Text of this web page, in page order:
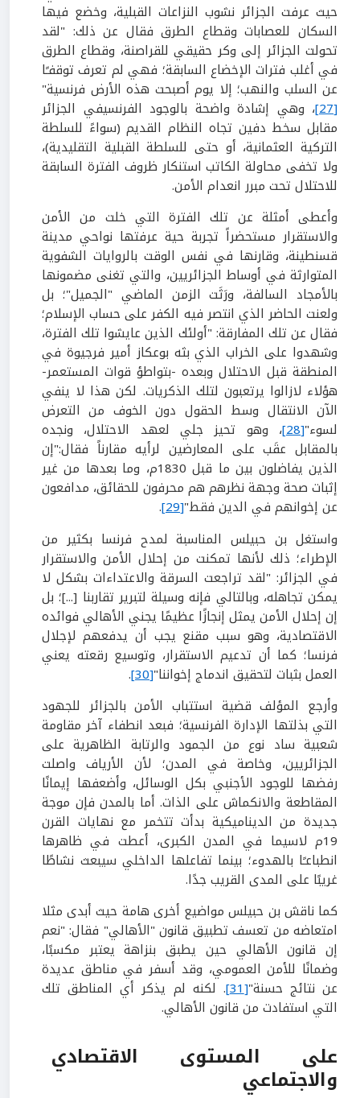
حيث عرفت الجزائر نشوب النزاعات القبلية، وخضع فيها
السكان للعصابات وقطاع الطرق فقال عن ذلك: "لقد
تحولت الجزائر إلى وكر حقيقي للقراصنة، وقطاع الطرق
في أغلب فترات الإخضاع السابقة؛ فهي لم تعرف توقفـًا
عن السلب والنهب؛ إلا يوم أصبحت هذه الأرض فرنسية"
[27]
، وهي إشادة واضحة بالوجود الفرنسيفي الجزائر
مقابل سخط دفين تجاه النظام القديم (سواءً للسلطة
التركية العثمانية، أو حتى للسلطة القبلية التقليدية)،
ولا تخفى محاولة الكاتب استنكار ظروف الفترة السابقة
للاحتلال تحت مبرر انعدام الأمن.
وأعطى أمثلة عن تلك الفترة التي خلت من الأمن
والاستقرار مستحضراً تجربة حية عرفتها نواحي مدينة
قسنطينة، وقارنها في نفس الوقت بالروايات الشفوية
المتوارثة في أوساط الجزائريين، والتي تغنى مضمونها
بالأمجاد السالفة، ورَثَت الزمن الماضي "الجميل"؛ بل
ولعنت الحاضر الذي انتصر فيه الكفر على حساب الإسلام؛
فقال عن تلك المفارقة: "أولئك الذين عايشوا تلك الفترة،
وشهدوا على الخراب الذي بثه بوعكاز أمير فرجيوة في
المنطقة قبل الاحتلال وبعده -بتواطؤ قوات المستعمر-
هؤلاء لازالوا يرتعبون لتلك الذكريات. لكن هذا لا ينفي
الآن الانتقال وسط الحقول دون الخوف من التعرض
لسوء"[28]
، وهو تحيز جلي لعهد الاحتلال، ونجده
بالمقابل عقَب على المعارضين لرأيه مقارناً فقال:"إن
الذين يفاضلون بين ما قبل 1830م، وما بعدها من غير
إثبات صحة وجهة نظرهم هم محرفون للحقائق، مدافعون
عن إخوانهم في الدين فقط"[29]
.
واستغل بن حبيلس المناسبة لمدح فرنسا بكثير من
الإطراء؛ ذلك لأنها تمكنت من إحلال الأمن والاستقرار
في الجزائر: "لقد تراجعت السرقة والاعتداءات بشكل لا
يمكن تجاهله، وبالتالي فإنه وسيلة لتبرير تقاربنا [...]؛ بل
إن إحلال الأمن يمثل إنجازًا عظيمًا يجني الأهالي فوائده
الاقتصادية، وهو سبب مقنع يجب أن يدفعهم لإجلال
فرنسا؛ كما أن تدعيم الاستقرار، وتوسيع رقعته يعني
العمل بثبات لتحقيق اندماج إخواننا"[30]
.
وأرجع المؤلف قضية استتباب الأمن بالجزائر للجهود
التي بذلتها الإدارة الفرنسية؛ فبعد انطفاء آخر مقاومة
شعبية ساد نوع من الجمود والرتابة الظاهرية على
الجزائريين، وخاصة في المدن؛ لأن الأرياف واصلت
رفضها للوجود الأجنبي بكل الوسائل، وأضعفها إيمانًا
المقاطعة والانكماش على الذات. أما بالمدن فإن موجة
جديدة من الديناميكية بدأت تتخمر مع نهايات القرن
19م لاسيما في المدن الكبرى، أعطت في ظاهرها
انطباعـًا بالهدوء؛ بينما تفاعلها الداخلي سيبعث نشاطًا
غريبًا على المدى القريب جدًا.
كما ناقش بن حبيلس مواضيع أخرى هامة حيث أبدى مثلا
امتعاضه من تعسف تطبيق قانون "الأهالي" فقال: "نعم
إن قانون الأهالي حين يطبق بنزاهة يعتبر مكسبًا،
وضمانًا للأمن العمومي، وقد أسفر في مناطق عديدة
عن نتائج حسنة"[31]
. لكنه لم يذكر أي المناطق تلك
التي استفادت من قانون الأهالي.
على المستوى الاقتصادي
والاجتماعي